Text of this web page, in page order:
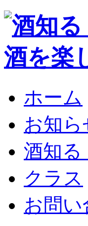
ホーム
お知ら
酒知る
クラス
お問